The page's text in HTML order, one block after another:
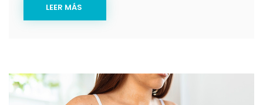
LEER MÁS